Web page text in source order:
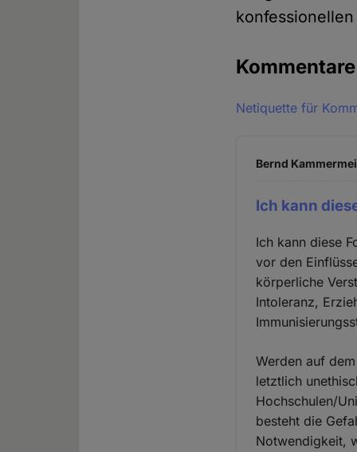
Kommentare
Netiquette für
Bernd
Ich kann
Ich kann diese
vor den
körperliche
Intoleranz,
Werden auf
letztlich
Hochschulen/
besteht die
Notwendigkeit,